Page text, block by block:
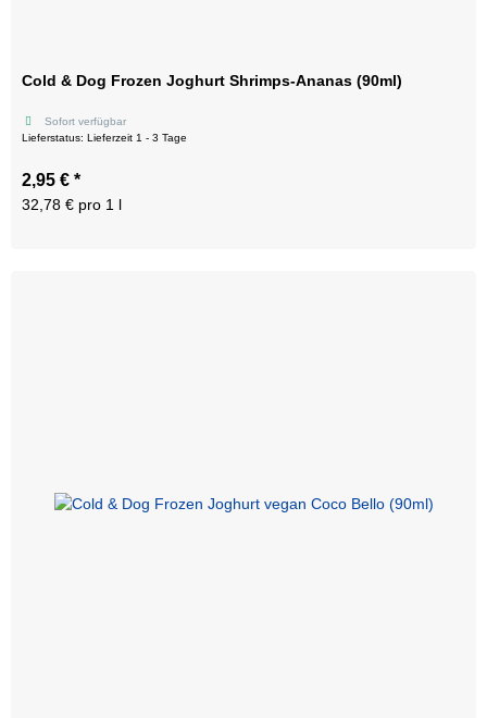
Cold & Dog Frozen Joghurt Shrimps-Ananas (90ml)
Sofort verfügbar
Lieferstatus: Lieferzeit 1 - 3 Tage
2,95 € *
32,78 € pro 1 l